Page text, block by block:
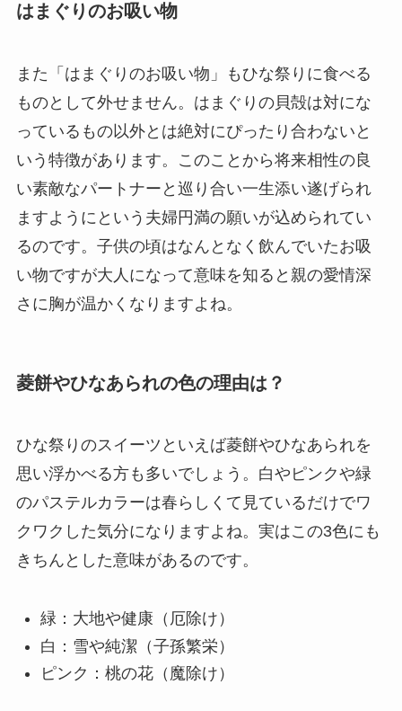
はまぐりのお吸い物
また「はまぐりのお吸い物」もひな祭りに食べる
ものとして外せません。はまぐりの貝殻は対にな
っているもの以外とは絶対にぴったり合わないと
いう特徴があります。このことから将来相性の良
い素敵なパートナーと巡り合い一生添い遂げられ
ますようにという夫婦円満の願いが込められてい
るのです。子供の頃はなんとなく飲んでいたお吸
い物ですが大人になって意味を知ると親の愛情深
さに胸が温かくなりますよね。
菱餅やひなあられの色の理由は？
ひな祭りのスイーツといえば菱餅やひなあられを
思い浮かべる方も多いでしょう。白やピンクや緑
のパステルカラーは春らしくて見ているだけでワ
クワクした気分になりますよね。実はこの3色にも
きちんとした意味があるのです。
緑：大地や健康（厄除け）
白：雪や純潔（子孫繁栄）
ピンク：桃の花（魔除け）